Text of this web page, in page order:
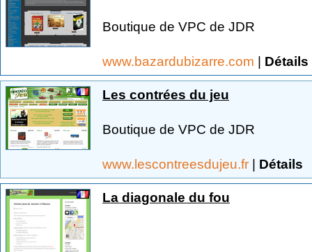
Boutique de VPC de JDR
www.bazardubizarre.com | Détails
Les contrées du jeu
Boutique de VPC de JDR
www.lescontreesdujeu.fr | Détails
La diagonale du fou